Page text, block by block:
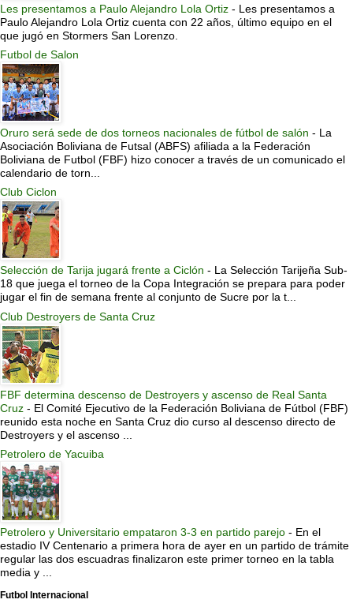
Les presentamos a Paulo Alejandro Lola Ortiz - Les presentamos a
Paulo Alejandro Lola Ortiz cuenta con 22 años, último equipo en el
que jugó en Stormers San Lorenzo.
Futbol de Salon
Oruro será sede de dos torneos nacionales de fútbol de salón - La
Asociación Boliviana de Futsal (ABFS) afiliada a la Federación
Boliviana de Futbol (FBF) hizo conocer a través de un comunicado el
calendario de torn...
Club Ciclon
Selección de Tarija jugará frente a Ciclón - La Selección Tarijeña Sub-
18 que juega el torneo de la Copa Integración se prepara para poder
jugar el fin de semana frente al conjunto de Sucre por la t...
Club Destroyers de Santa Cruz
FBF determina descenso de Destroyers y ascenso de Real Santa
Cruz - El Comité Ejecutivo de la Federación Boliviana de Fútbol (FBF)
reunido esta noche en Santa Cruz dio curso al descenso directo de
Destroyers y el ascenso ...
Petrolero de Yacuiba
Petrolero y Universitario empataron 3-3 en partido parejo - En el
estadio IV Centenario a primera hora de ayer en un partido de trámite
regular las dos escuadras finalizaron este primer torneo en la tabla
media y ...
Futbol Internacional